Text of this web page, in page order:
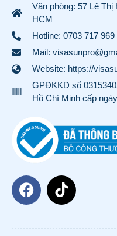
Văn phòng: 57 Lê Thị
HCM
Hotline: 0703 717 969
Mail:
Website: https://
GPĐKKD số
Hồ Chí Minh cấp